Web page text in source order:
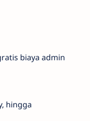
biaya admin
hingga